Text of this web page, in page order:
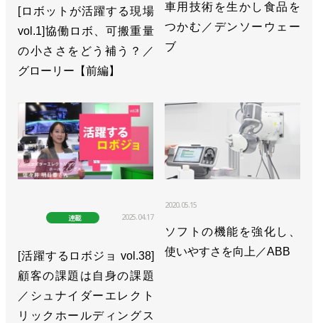
[ロボットが活躍する現場
vol.1]協働ロボ、可搬重量
の小ささをどう補う？／
グローリー【前編】
車用技術を生かし食品を
つかむ／デンソーウェー
ブ
連載 2025.04.17
[活躍するロボジョ vol.38]
顧客の課題は自身の課題
／シュナイダーエレクト
リックホールディングス
2020.05.15
ソフトの機能を強化し、
使いやすさを向上／ABB